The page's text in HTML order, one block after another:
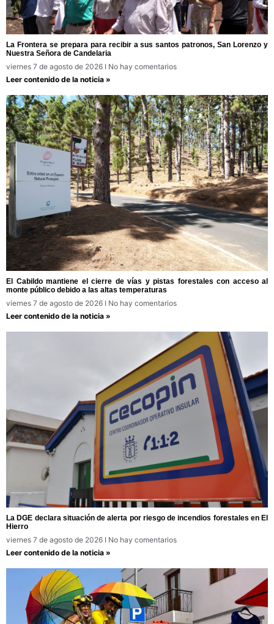
La Frontera se prepara para recibir a sus santos patronos, San Lorenzo y
Nuestra Señora de Candelaria
viernes 7 de agosto de 2026
No hay comentarios
Leer contenido de la noticia »
El Cabildo mantiene el cierre de vías y pistas forestales con acceso al
monte público debido a las altas temperaturas
viernes 7 de agosto de 2026
No hay comentarios
Leer contenido de la noticia »
La DGE declara situación de alerta por riesgo de incendios forestales en El
Hierro
viernes 7 de agosto de 2026
No hay comentarios
Leer contenido de la noticia »